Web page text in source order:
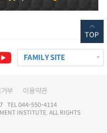
FAMILY SITE
부 이용약관
TEL 044-550-4114
INSTITUTE. ALL RIGHTS
TOP